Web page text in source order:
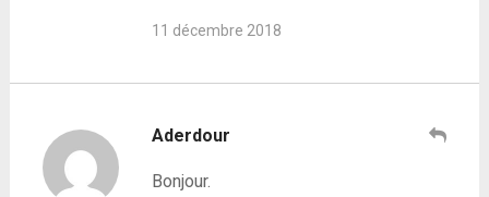
11 décembre 2018
Aderdour
Bonjour.